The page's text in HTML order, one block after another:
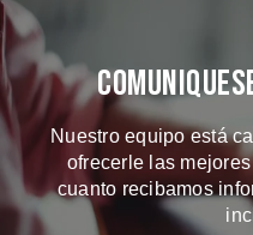
Nuestro equipo está
ofrecerle las
cuanto recibamos